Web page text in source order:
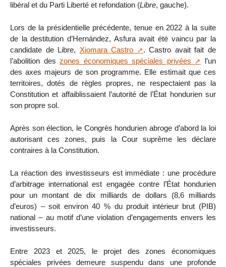
libéral et du Parti Liberté et refondation (Libre, gauche).
Lors de la présidentielle précédente, tenue en 2022 à la suite
de la destitution d’Hernández, Asfura avait été vaincu par la
candidate de Libre, Xiomara Castro
. Castro avait fait de
l’abolition deszones économiques spéciales privées
l’un
des axes majeurs de son programme. Elle estimait que ces
territoires, dotés de règles propres, ne respectaient pas la
Constitution et affaiblissaient l’autorité de l’État hondurien sur
son propre sol.
Après son élection, le Congrès hondurien abroge d’abord la loi
autorisant ces zones, puis la Cour suprême les déclare
contraires à la Constitution.
La réaction des investisseurs est immédiate : une procédure
d’arbitrage international est engagée contre l’État hondurien
pour un montant de dix milliards de dollars (8,6 milliards
d’euros) – soit environ 40 % du produit intérieur brut (PIB)
national – au motif d’une violation d’engagements envers les
investisseurs.
Entre 2023 et 2025, le projet des zones économiques
spéciales privées demeure suspendu dans une profonde